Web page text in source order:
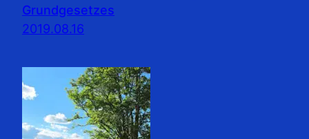
Grundgesetzes
2019.08.16